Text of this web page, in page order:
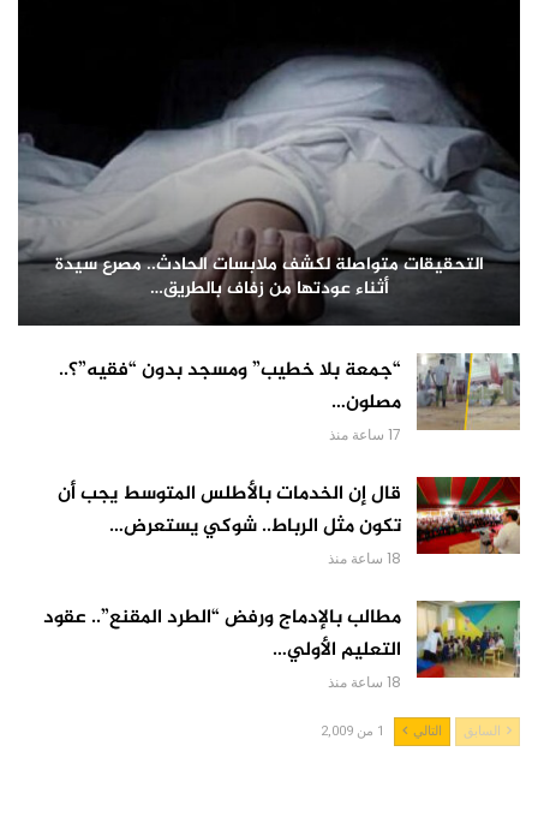
التحقيقات متواصلة لكشف ملابسات الحادث.. مصرع سيدة
أثناء عودتها من زفاف بالطريق…
“جمعة بلا خطيب” ومسجد بدون “فقيه”؟..
مصلون…
17 ساعة منذ
قال إن الخدمات بالأطلس المتوسط يجب أن
تكون مثل الرباط.. شوكي يستعرض…
18 ساعة منذ
مطالب بالإدماج ورفض “الطرد المقنع”.. عقود
التعليم الأولي…
18 ساعة منذ
السابق التالي 1 من 2,009